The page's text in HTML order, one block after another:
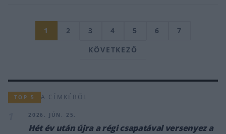
1 2 3 4 5 6
7
KÖVETKEZŐ
TOP 5 A CÍMKÉBŐL
2026. JÚN. 25.
Hét év után újra a régi csapatával versenyez a